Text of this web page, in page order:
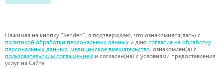
Нажимая на кнопку "Senden", я подтверждаю, что ознакомился(лась) с
политикой обработки персональных данных и даю согласие на обработку
персональных данных, медицинское вмешательство, ознакомлен(а) с
пользовательским соглашением и согласен(на) с условиями предоставления
услуг на Сайте